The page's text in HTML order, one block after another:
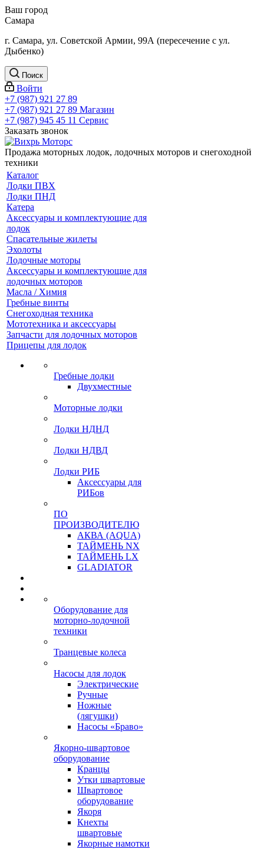
Ваш город
Самара
г. Самара, ул. Советской Армии, 99А (пересечение с ул.
Дыбенко)
Поиск
Войти
+7 (987) 921 27 89
+7 (987) 921 27 89 Магазин
+7 (987) 945 45 11 Сервис
Заказать звонок
Продажа моторных лодок, лодочных моторов и снегоходной
техники
Каталог
Лодки ПВХ
Лодки ПНД
Катера
Аксессуары и комплектующие для
лодок
Спасательные жилеты
Эхолоты
Лодочные моторы
Аксессуары и комплектующие для
лодочных моторов
Масла / Химия
Гребные винты
Снегоходная техника
Мототехника и аксессуары
Запчасти для лодочных моторов
Прицепы для лодок
Гребные лодки
Двухместные
Моторные лодки
Лодки НДНД
Лодки НДВД
Лодки РИБ
Аксессуары для
РИБов
ПО
ПРОИЗВОДИТЕЛЮ
АКВА (AQUA)
ТАЙМЕНЬ NX
ТАЙМЕНЬ LX
GLADIATOR
Оборудование для
моторно-лодочной
техники
Транцевые колеса
Насосы для лодок
Электрические
Ручные
Ножные
(лягушки)
Насосы «Браво»
Якорно-швартовое
оборудование
Кранцы
Утки швартовые
Швартовое
оборудование
Якоря
Кнехты
швартовые
Якорные намотки